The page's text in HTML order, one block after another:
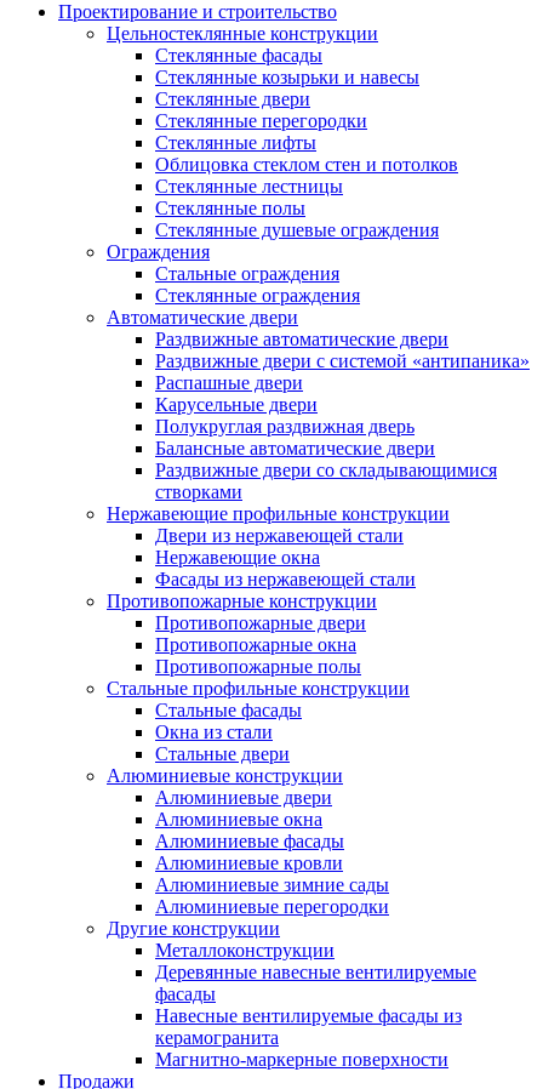
Проектирование и строительство
Цельностеклянные конструкции
Стеклянные фасады
Стеклянные козырьки и навесы
Стеклянные двери
Стеклянные перегородки
Стеклянные лифты
Облицовка стеклом стен и потолков
Стеклянные лестницы
Стеклянные полы
Стеклянные душевые ограждения
Ограждения
Стальные ограждения
Cтеклянные ограждения
Автоматические двери
Раздвижные автоматические двери
Раздвижные двери с системой «антипаника»
Распашные двери
Карусельные двери
Полукруглая раздвижная дверь
Балансные автоматические двери
Раздвижные двери со складывающимися
створками
Нержавеющие профильные конструкции
Двери из нержавеющей стали
Нержавеющие окна
Фасады из нержавеющей стали
Противопожарные конструкции
Противопожарные двери
Противопожарные окна
Противопожарные полы
Стальные профильные конструкции
Стальные фасады
Окна из стали
Стальные двери
Алюминиевые конструкции
Алюминиевые двери
Алюминиевые окна
Алюминиевые фасады
Алюминиевые кровли
Алюминиевые зимние сады
Алюминиевые перегородки
Другие конструкции
Металлоконструкции
Деревянные навесные вентилируемые
фасады
Навесные вентилируемые фасады из
керамогранита
Магнитно-маркерные поверхности
Продажи